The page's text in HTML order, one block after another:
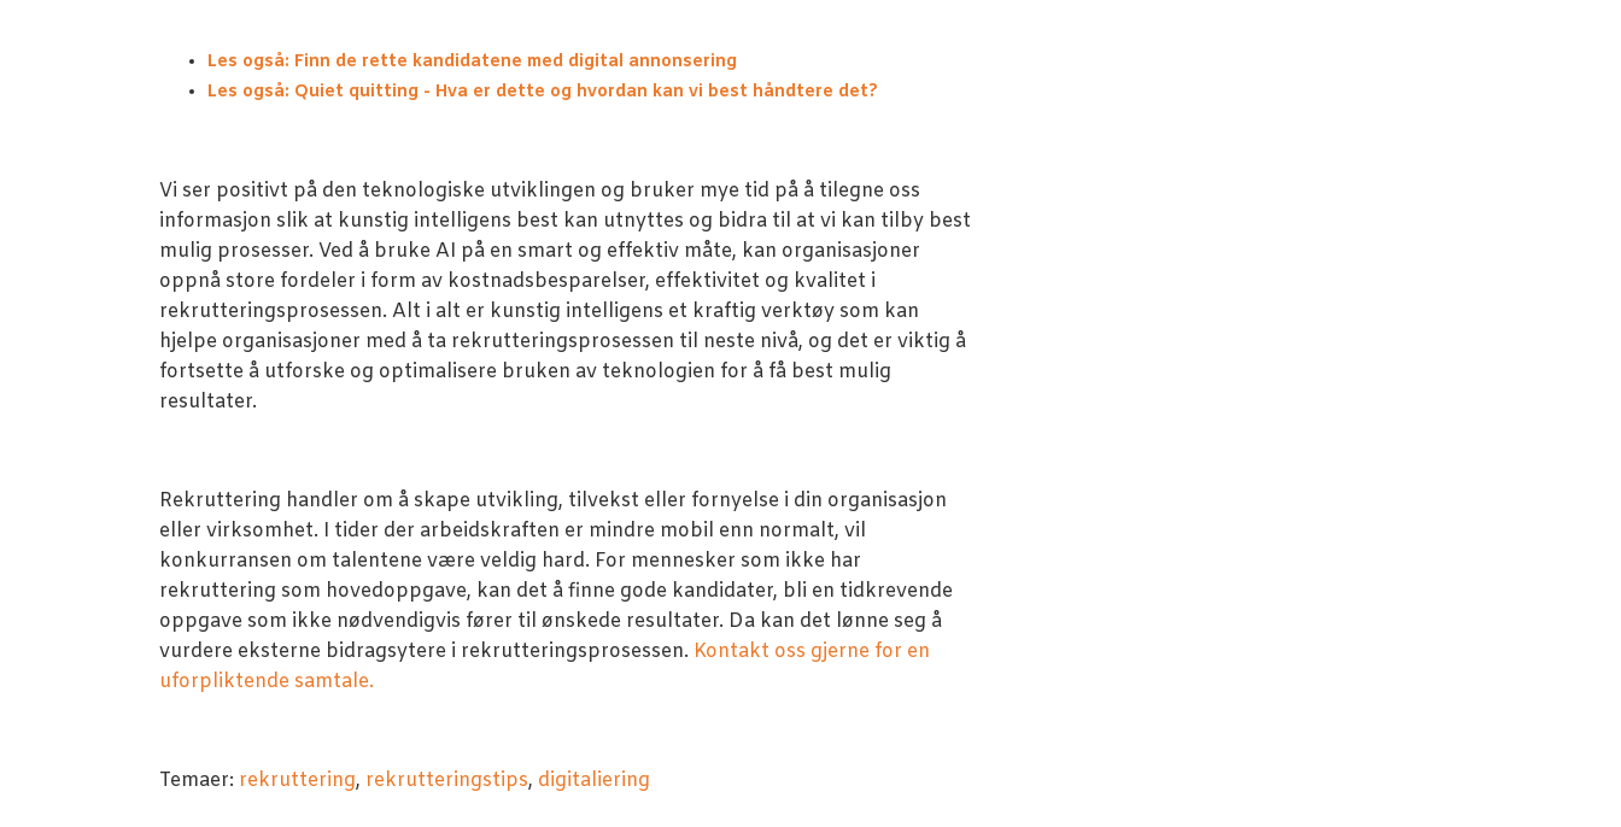
Les også: Finn de rette kandidatene med digital annonsering
Les også: Quiet quitting - Hva er dette og hvordan kan vi best håndtere det?
Vi ser positivt på den teknologiske utviklingen og bruker mye tid på å tilegne oss
informasjon slik at kunstig intelligens best kan utnyttes og bidra til at vi kan tilby best
mulig prosesser. Ved å bruke AI på en smart og effektiv måte, kan organisasjoner
oppnå store fordeler i form av kostnadsbesparelser, effektivitet og kvalitet i
rekrutteringsprosessen. Alt i alt er kunstig intelligens et kraftig verktøy som kan
hjelpe organisasjoner med å ta rekrutteringsprosessen til neste nivå, og det er viktig å
fortsette å utforske og optimalisere bruken av teknologien for å få best mulig
resultater.
Rekruttering handler om å skape utvikling, tilvekst eller fornyelse i din organisasjon
eller virksomhet. I tider der arbeidskraften er mindre mobil enn normalt, vil
konkurransen om talentene være veldig hard. For mennesker som ikke har
rekruttering som hovedoppgave, kan det å finne gode kandidater, bli en tidkrevende
oppgave som ikke nødvendigvis fører til ønskede resultater. Da kan det lønne seg å
vurdere eksterne bidragsytere i rekrutteringsprosessen. Kontakt oss gjerne for en
uforpliktende samtale.
Temaer: rekruttering, rekrutteringstips, digitaliering